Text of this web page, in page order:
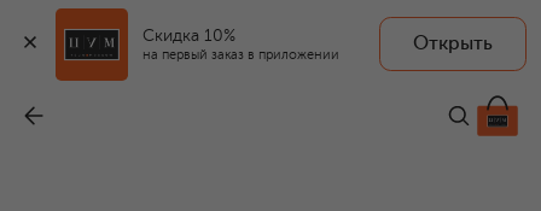
Скидка 10%
на первый заказ в приложении
Открыть